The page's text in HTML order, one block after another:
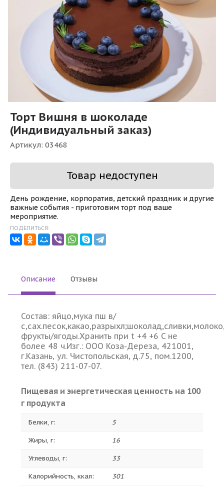
Торт Вишня в шоколаде
(Индивидуальный заказ)
Артикул: 03468
Товар недоступен
День рождение, корпоратив, детский праздник и другие
важные события - приготовим торт под ваше
мероприятие.
ПОДЕЛИТЬСЯ:
Описание Отзывы
Состав: яйцо,мука пш в/
фрукты/ягоды.Хранить при t +4 +6 C не
более 48 ч.Изг.: ООО Коза-Дереза, 421001,
г.Казань, ул. Чистопольская, д.75, пом.1200,
тел. (843) 211-07-07.
Пищевая и энергетическая ценность на 100
г продукта
Белки, г: 5
Жиры, г: 16
Углеводы, г: 33
Калорийность, ккал: 301